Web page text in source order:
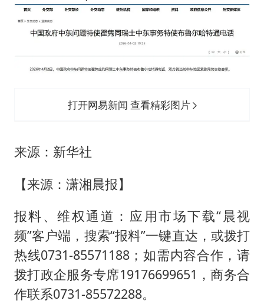
打开网易新闻 查看精彩图片
来源：新华社
【来源：潇湘晨报】
报料、维权通道：应用市场下载“晨视
频”客户端，搜索“报料”一键直达，或拨打
热线0731-85571188；如需内容合作，请
拨打政企服务专席19176699651，商务合
作联系0731-85572288。